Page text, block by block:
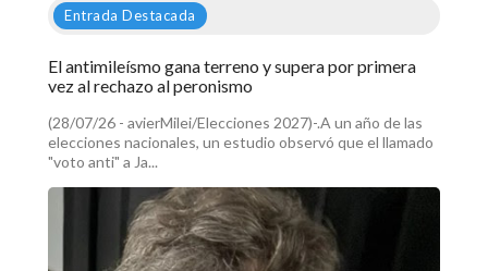
Entrada Destacada
El antimileísmo gana terreno y supera por primera
vez al rechazo al peronismo
(28/07/26 - avierMilei/Elecciones 2027)-.A un año de las
elecciones nacionales, un estudio observó que el llamado
"voto anti" a Ja...